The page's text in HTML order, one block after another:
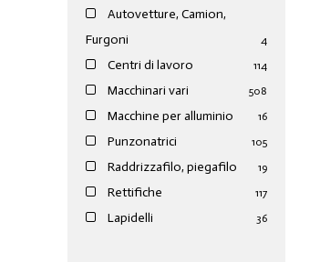
Autovetture, Camion,
Furgoni
4
Centri di lavoro 114
Macchinari vari 508
Macchine per alluminio 16
Punzonatrici 105
Raddrizzafilo, piegafilo 19
Rettifiche 117
Lapidelli 36